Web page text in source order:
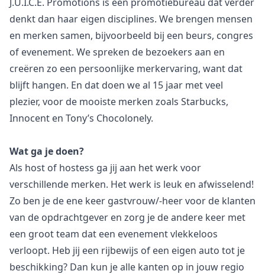
denkt dan haar eigen disciplines. We brengen mensen
en merken samen, bijvoorbeeld bij een beurs, congres
of evenement. We spreken de bezoekers aan en
creëren zo een persoonlijke merkervaring, want dat
blijft hangen. En dat doen we al 15 jaar met veel
plezier, voor de mooiste merken zoals Starbucks,
Innocent en Tony’s Chocolonely.
Wat ga je doen?
Als host of hostess ga jij aan het werk voor
verschillende merken. Het werk is leuk en afwisselend!
Zo ben je de ene keer gastvrouw/-heer voor de klanten
van de opdrachtgever en zorg je de andere keer met
een groot team dat een evenement vlekkeloos
verloopt. Heb jij een rijbewijs of een eigen auto tot je
beschikking? Dan kun je alle kanten op in jouw regio